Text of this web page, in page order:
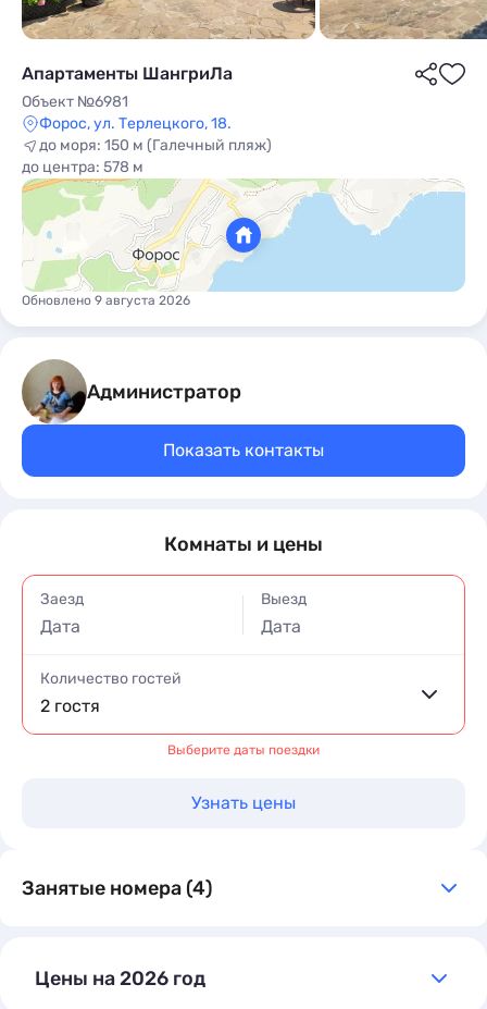
Апартаменты ШангриЛа
Объект №6981
Форос, ул. Терлецкого, 18.
до моря: 150 м (Галечный пляж)
до центра: 578 м
Обновлено 9 августа 2026
Администратор
Показать контакты
Комнаты и цены
Заезд
Дата
Выезд
Дата
Количество гостей
2 гостя
Выберите даты поездки
Узнать цены
Занятые номера (4)
Цены на 2026 год